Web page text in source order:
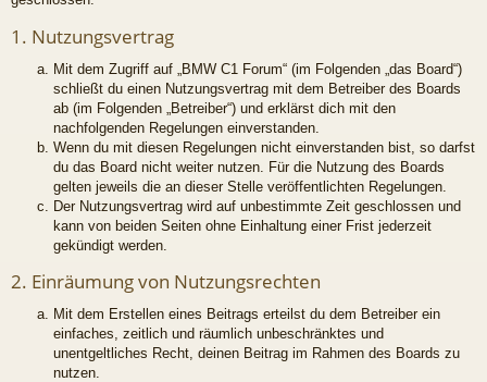
1. Nutzungsvertrag
Mit dem Zugriff auf „BMW C1 Forum“ (im Folgenden „das Board“)
schließt du einen Nutzungsvertrag mit dem Betreiber des Boards
ab (im Folgenden „Betreiber“) und erklärst dich mit den
nachfolgenden Regelungen einverstanden.
Wenn du mit diesen Regelungen nicht einverstanden bist, so darfst
du das Board nicht weiter nutzen. Für die Nutzung des Boards
gelten jeweils die an dieser Stelle veröffentlichten Regelungen.
Der Nutzungsvertrag wird auf unbestimmte Zeit geschlossen und
kann von beiden Seiten ohne Einhaltung einer Frist jederzeit
gekündigt werden.
2. Einräumung von Nutzungsrechten
Mit dem Erstellen eines Beitrags erteilst du dem Betreiber ein
einfaches, zeitlich und räumlich unbeschränktes und
unentgeltliches Recht, deinen Beitrag im Rahmen des Boards zu
nutzen.